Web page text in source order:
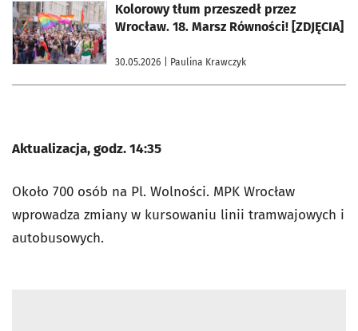
Kolorowy tłum przeszedł przez
Wrocław. 18. Marsz Równości! [ZDJĘCIA]
30.05.2026 | Paulina Krawczyk
otworzy się w nowej karcie
Aktualizacja, godz. 14:35
Około 700 osób na Pl. Wolności. MPK Wrocław
wprowadza zmiany w kursowaniu linii tramwajowych i
autobusowych.